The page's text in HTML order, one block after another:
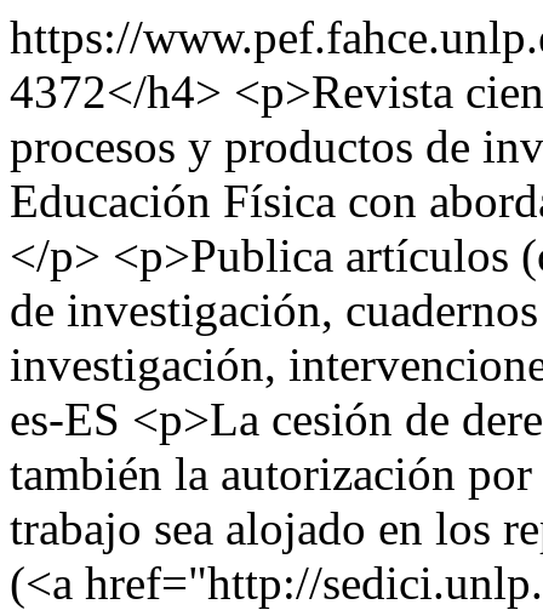
https://
4372</h4> <p>Revista
procesos y productos de
Educación Física con
</p> <p>Publica artículos
de investigación,
investigación,
es-ES <p>La cesión de
también la autorización por
trabajo sea alojado en los
(<a href="http://